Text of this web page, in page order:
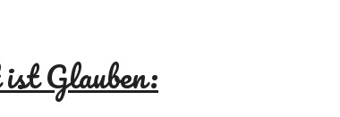
ist Glauben: